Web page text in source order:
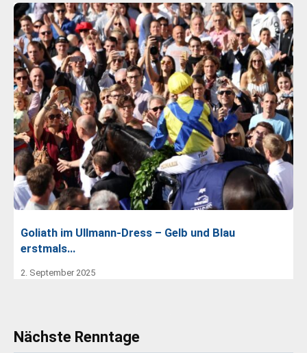
Goliath im Ullmann-Dress – Gelb und Blau
erstmals…
2. September 2025
Nächste Renntage